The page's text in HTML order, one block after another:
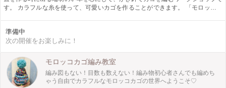
す。 カラフルな糸を使って、可愛いカゴを作ることができます。 「モロッコカ
は小さいカゴが完成しますが、通常１回で完成させるのは難しいので、教室に通
っていただくか、材料を購入して自宅で仕上げていただきます。
準備中
次の開催をお楽しみに！
モロッコカゴ編み教室
編み図もない！目数も数えない！編み物初心者さんでも編めち
ゃう自由でカラフルなモロッコカゴの世界へようこそ♡